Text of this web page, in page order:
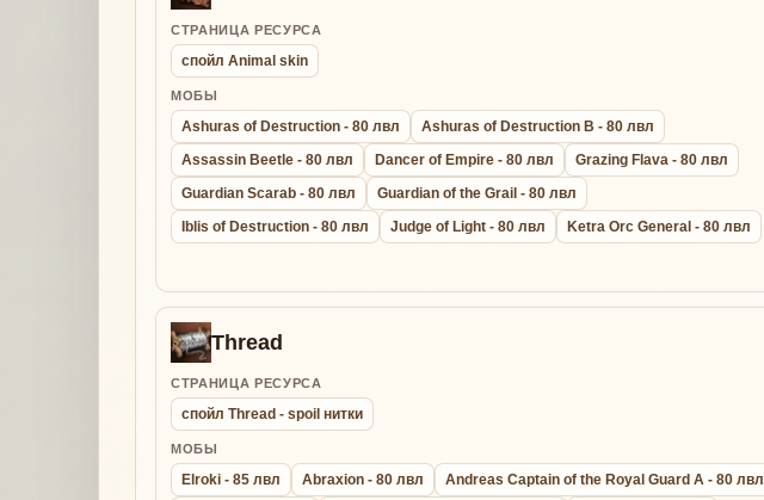
СТРАНИЦА РЕСУРСА
спойл Animal skin
МОБЫ
Ashuras of Destruction - 80 лвл
Ashuras of Destruction B - 80 лвл
Assassin Beetle - 80 лвл
Dancer of Empire - 80 лвл
Grazing Flava - 80 лвл
Guardian Scarab - 80 лвл
Guardian of the Grail - 80 лвл
Iblis of Destruction - 80 лвл
Judge of Light - 80 лвл Ketra Orc General - 80 лвл
Thread
СТРАНИЦА РЕСУРСА
спойл Thread - spoil нитки
МОБЫ
Elroki - 85 лвл Abraxion - 80 лвл
Andreas Captain of the Royal Guard A - 80 лвл